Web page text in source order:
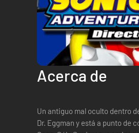
Acerca de
Un antiguo mal oculto dentro
Dr. Eggman y está a punto de